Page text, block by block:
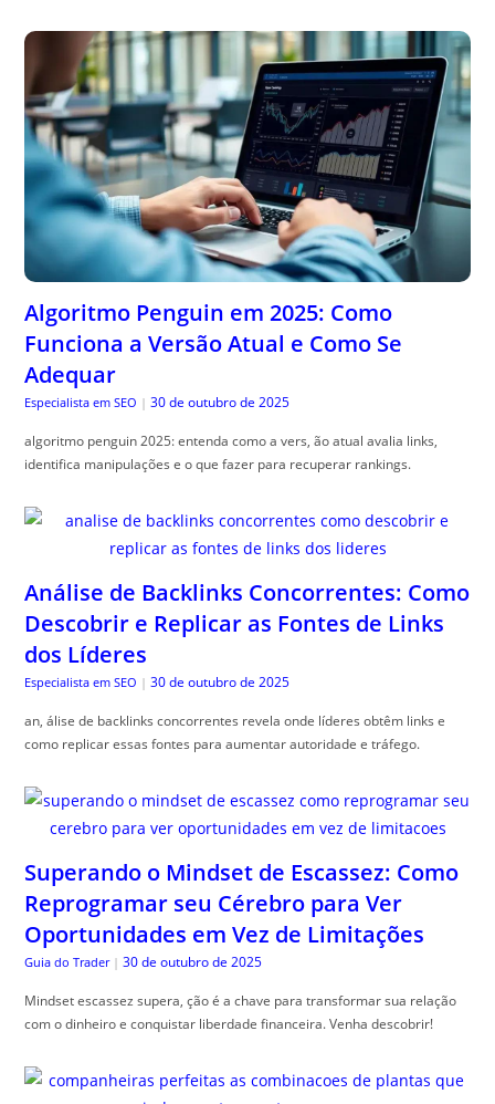
Algoritmo Penguin em 2025: Como
Funciona a Versão Atual e Como Se
Adequar
Especialista em SEO | 30 de outubro de 2025
algoritmo penguin 2025: entenda como a vers, ão atual avalia links,
identifica manipulações e o que fazer para recuperar rankings.
Análise de Backlinks Concorrentes: Como
Descobrir e Replicar as Fontes de Links
dos Líderes
Especialista em SEO | 30 de outubro de 2025
an, álise de backlinks concorrentes revela onde líderes obtêm links e
como replicar essas fontes para aumentar autoridade e tráfego.
Superando o Mindset de Escassez: Como
Reprogramar seu Cérebro para Ver
Oportunidades em Vez de Limitações
Guia do Trader | 30 de outubro de 2025
Mindset escassez supera, ção é a chave para transformar sua relação
com o dinheiro e conquistar liberdade financeira. Venha descobrir!